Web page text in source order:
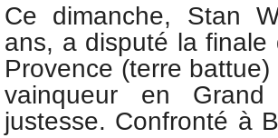
Ce dimanche, Stan
ans, a disputé la finale
Provence (terre
vainqueur en
justesse. Confronté à